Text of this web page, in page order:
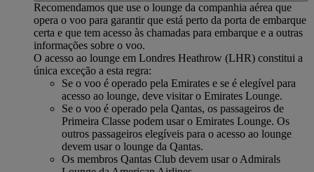
Recomendamos que use o lounge da companhia aérea que
opera o voo para garantir que está perto da porta de embarque
certa e que tem acesso às chamadas para embarque e a outras
informações sobre o voo.
O acesso ao lounge em Londres Heathrow (LHR) constitui a
única exceção a esta regra:
Se o voo é operado pela Emirates e se é elegível para
acesso ao lounge, deve visitar o Emirates Lounge.
Se o voo é operado pela Qantas, os passageiros de
Primeira Classe podem usar o Emirates Lounge. Os
outros passageiros elegíveis para o acesso ao lounge
devem usar o lounge da Qantas.
Os membros Qantas Club devem usar o Admirals